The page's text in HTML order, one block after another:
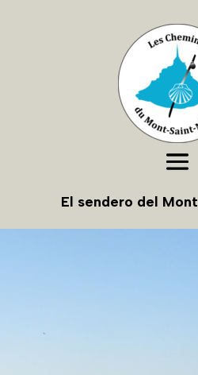
El sendero del